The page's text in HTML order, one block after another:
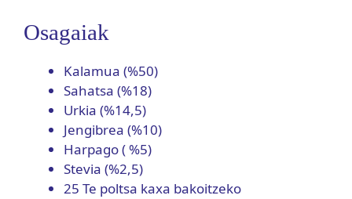
Osagaiak
Kalamua (%50)
Sahatsa (%18)
Urkia (%14,5)
Jengibrea (%10)
Harpago ( %5)
Stevia (%2,5)
25 Te poltsa kaxa bakoitzeko